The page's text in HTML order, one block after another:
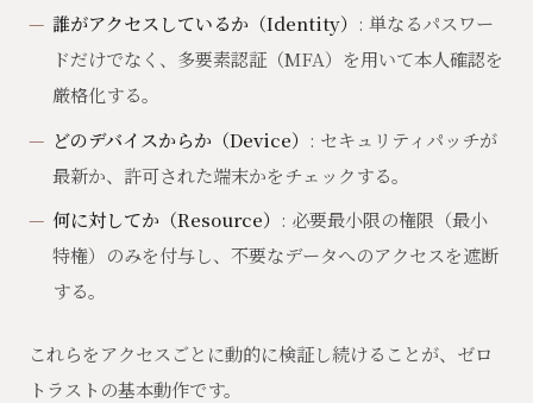
誰がアクセスしているか（Identity） : 単なるパスワー
ドだけでなく、多要素認証（MFA）を用いて本人確認を
厳格化する。
どのデバイスからか（Device） : セキュリティパッチが
最新か、許可された端末かをチェックする。
何に対してか（Resource） : 必要最小限の権限（最小
特権）のみを付与し、不要なデータへのアクセスを遮断
する。
これらをアクセスごとに動的に検証し続けることが、ゼロ
トラストの基本動作です。